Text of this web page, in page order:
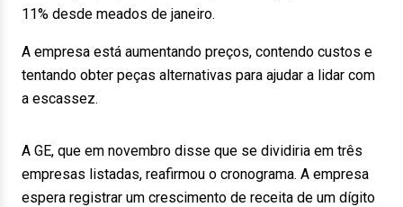
11% desde meados de janeiro.
A empresa está aumentando preços, contendo custos e
tentando obter peças alternativas para ajudar a lidar com
a escassez.
A GE, que em novembro disse que se dividiria em três
empresas listadas, reafirmou o cronograma. A empresa
espera registrar um crescimento de receita de um dígito